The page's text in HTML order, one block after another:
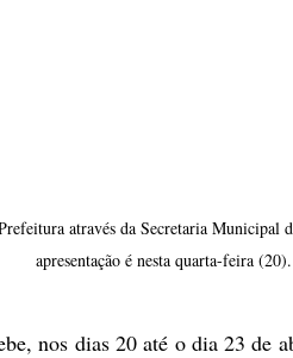
através da Secretaria
apresentação é nesta quarta-feira
nos dias 20 até o dia 23 de